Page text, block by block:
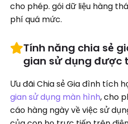
cho phép. gói dữ liệu hàng
phí quá mức.
Tính năng chia sẻ
gian sử dụng được
Ưu đãi Chia sẻ Gia đình tích
gian sử dụng màn hình, cho
cáo hàng ngày về việc sử